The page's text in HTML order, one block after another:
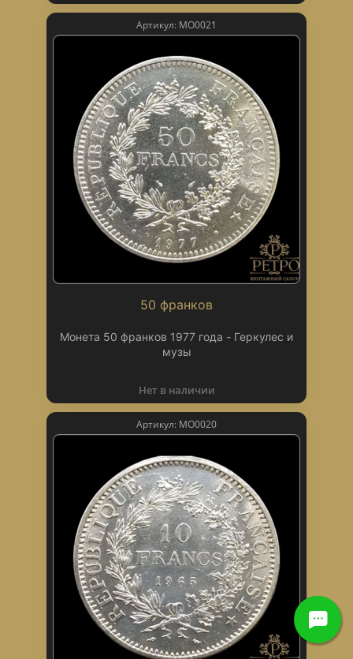
Артикул: МО0021
50 франков
Монета 50 франков 1977 года - Геркулес и
музы
Нет в наличии
Артикул: МО0020